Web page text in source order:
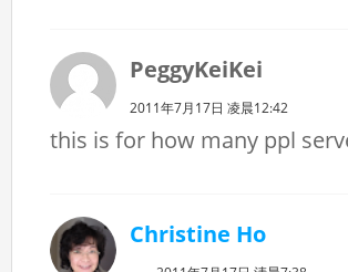
PeggyKeiKei
2011年7月17日 凌晨12:42
this is for how many ppl
Christine Ho